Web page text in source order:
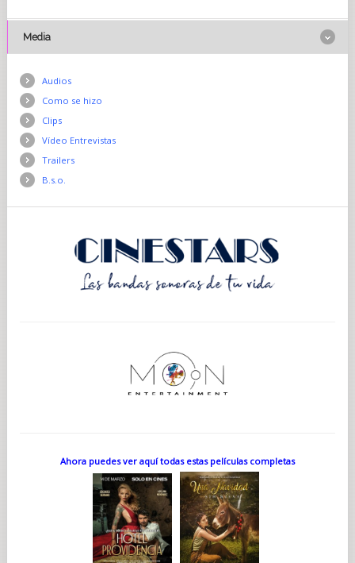
Media
Audios
Como se hizo
Clips
Vídeo Entrevistas
Trailers
B.s.o.
Ahora puedes ver aquí todas estas películas completas